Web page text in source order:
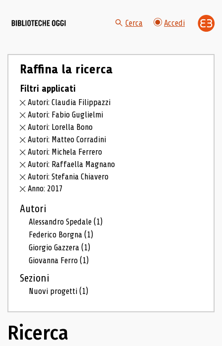
Cerca Accedi
Raffina la ricerca
Filtri applicati
Autori: Claudia Filippazzi
Autori: Fabio Guglielmi
Autori: Lorella Bono
Autori: Matteo Corradini
Autori: Michela Ferrero
Autori: Raffaella Magnano
Autori: Stefania Chiavero
Anno: 2017
Autori
Alessandro Spedale(1)
Federico Borgna(1)
Giorgio Gazzera(1)
Giovanna Ferro(1)
Sezioni
Nuovi progetti(1)
Ricerca